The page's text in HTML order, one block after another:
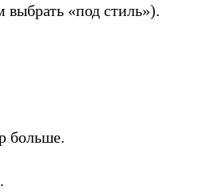
«под стиль»).
больше.